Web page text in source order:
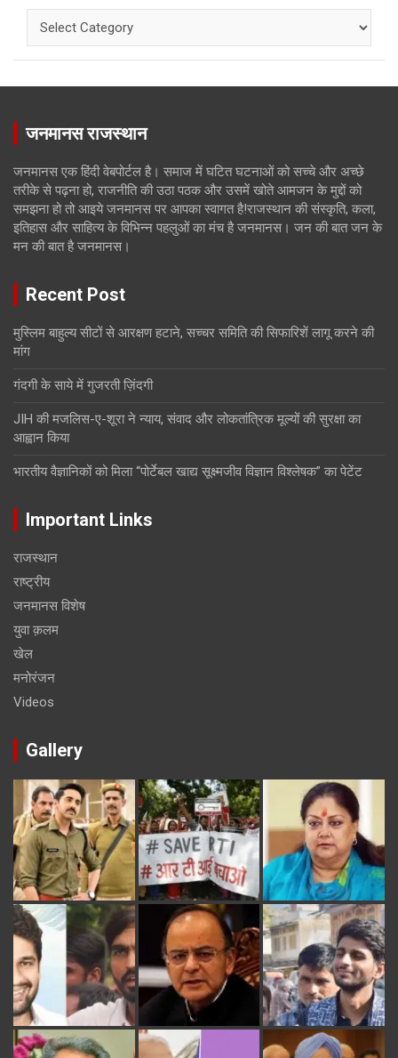
जनमानस राजस्थान
जनमानस एक हिंदी वेबपोर्टल है। समाज में घटित घटनाओं को सच्चे और अच्छे
तरीके से पढ़ना हो, राजनीति की उठा पठक और उसमें खोते आमजन के मुद्दों को
समझना हो तो आइये जनमानस पर आपका स्वागत है!राजस्थान की संस्कृति, कला,
इतिहास और साहित्य के विभिन्न पहलुओं का मंच है जनमानस। जन की बात जन के
मन की बात है जनमानस।
Recent Post
मुस्लिम बाहुल्य सीटों से आरक्षण हटाने, सच्चर समिति की सिफारिशें लागू करने की
मांग
गंदगी के साये में गुजरती ज़िंदगी
JIH की मजलिस-ए-शूरा ने न्याय, संवाद और लोकतांत्रिक मूल्यों की सुरक्षा का
आह्वान किया
भारतीय वैज्ञानिकों को मिला “पोर्टेबल खाद्य सूक्ष्मजीव विज्ञान विश्लेषक” का पेटेंट
Important Links
राजस्थान
राष्ट्रीय
जनमानस विशेष
युवा क़लम
खेल
मनोरंजन
Videos
Gallery